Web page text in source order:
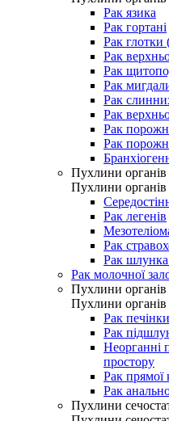
Рак язика
Рак гортані
Рак глотки
Рак
Рак
Рак
Рак
Рак
Рак
Рак
Пухлини
Пухлини
Рак легенів
Рак
Рак шлунка
Рак молочної
Пухлини
Пухлини
Рак печінки
Рак
Неорганні
простору
Рак
Рак
Пухлини